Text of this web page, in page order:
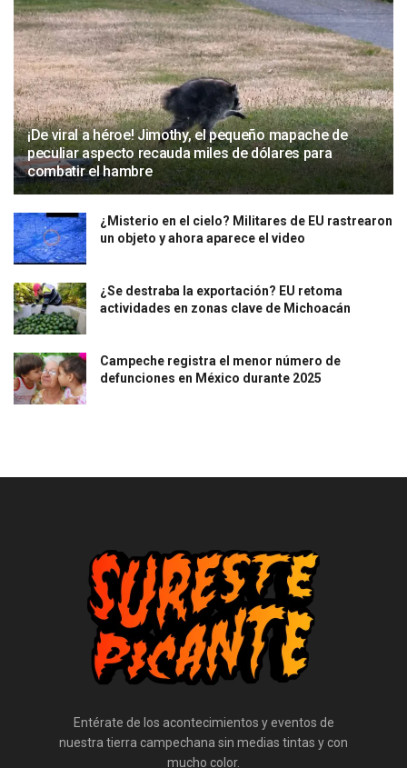
¡De viral a héroe! Jimothy, el pequeño mapache de
peculiar aspecto recauda miles de dólares para
combatir el hambre
¿Misterio en el cielo? Militares de EU rastrearon
un objeto y ahora aparece el video
¿Se destraba la exportación? EU retoma
actividades en zonas clave de Michoacán
Campeche registra el menor número de
defunciones en México durante 2025
Entérate de los acontecimientos y eventos de
nuestra tierra campechana sin medias tintas y con
mucho color.